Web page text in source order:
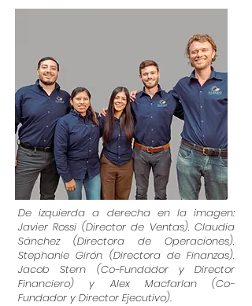
De izquierda a derecha en la imagen:
Javier Rossi (Director de Ventas), Claudia
Sánchez (Directora de Operaciones),
Stephanie Girón (Directora de Finanzas),
Jacob Stern (Co-Fundador y Director
Financiero) y Alex Macfarlan (Co-
Fundador y Director Ejecutivo).